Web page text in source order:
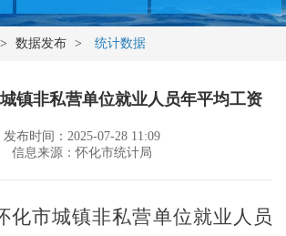
> 数据发布 > 统计数据
镇非私营单位就业人员年平均工资
发布时间：2025-07-28 11:09
信息来源：怀化市统计局
化市城镇非私营单位就业人员